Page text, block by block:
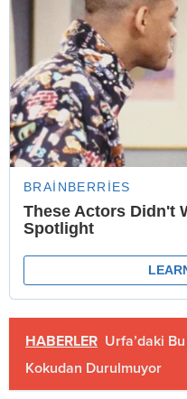
HABERLER Urfa’daki
Kokudan Durulmuyor